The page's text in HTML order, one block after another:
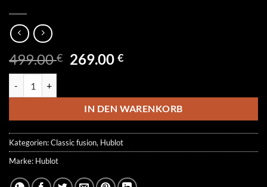
499.00€ Ursprünglicher
499.00 €
269.00€Aktueller
269.00 €.
IN DEN WARENKORB
Kategorien:Classic fusion, Hublot
Marke: Hublot